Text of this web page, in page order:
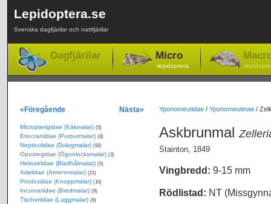
Lepidoptera.se
Svenska dagfjärilar och nattfjärilar
Dagfjärilar Micro
-lepidoptera -
Yponomeutidae/ Yponomeutinae/
Askbrunmal
Stainton, 1849
Vingbredd: 9-15 mm
Rödlistad: NT
«Föregående Nästa»
Micropterigidae (Käkmalar) (5)
Eriocraniidae (Purpurmalar) (8)
Nepticulidae (Dvärgmalar) (92)
Opostegidae (Ögonlocksmalar) (3)
Heliozelidae (Bladhålmalar) (5)
Adelidae (Antennmalar) (21)
Prodoxidae (Knoppmalar) (10)
Incurvariidae (Bredmalar) (9)
Tischeriidae (Luggmalar) (6)